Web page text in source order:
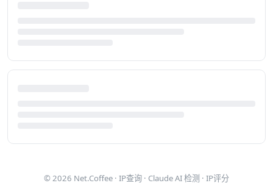
© 2026 Net.Coffee · IP查询 · Claude AI 检测 · IP评分